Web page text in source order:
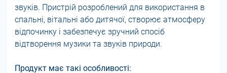
звуків. Пристрій розроблений для використання в
спальні, вітальні або дитячої, створює атмосферу
відпочинку і забезпечує зручний спосіб
відтворення музики та звуків природи.
Продукт має такі особливості: